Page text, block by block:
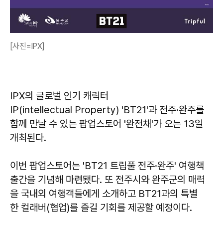
[사진=IPX]
IPX의 글로벌 인기 캐릭터
IP(intellectual Property) 'BT21'과 전주·완주를
함께 만날 수 있는 팝업스토어 '완전채'가 오는 13일
개최된다.
이번 팝업스토어는 'BT21 트립풀 전주·완주' 여행책
출간을 기념해 마련됐다. 또 전주시와 완주군의 매력
을 국내외 여행객들에게 소개하고 BT21과의 특별
한 컬래버(협업)를 즐길 기회를 제공할 예정이다.